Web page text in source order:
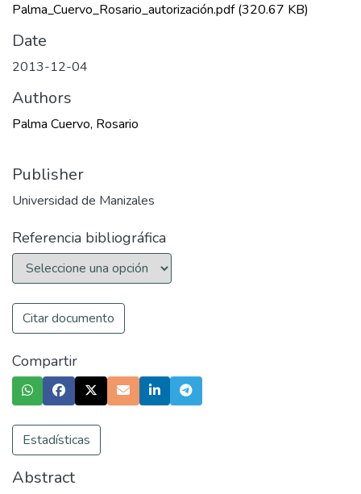
Palma_Cuervo_Rosario_autorización.pdf(320.67 KB)
Date
2013-12-04
Authors
Palma Cuervo, Rosario
Publisher
Universidad de Manizales
Referencia bibliográfica
Citar documento
Compartir
Estadísticas
Abstract